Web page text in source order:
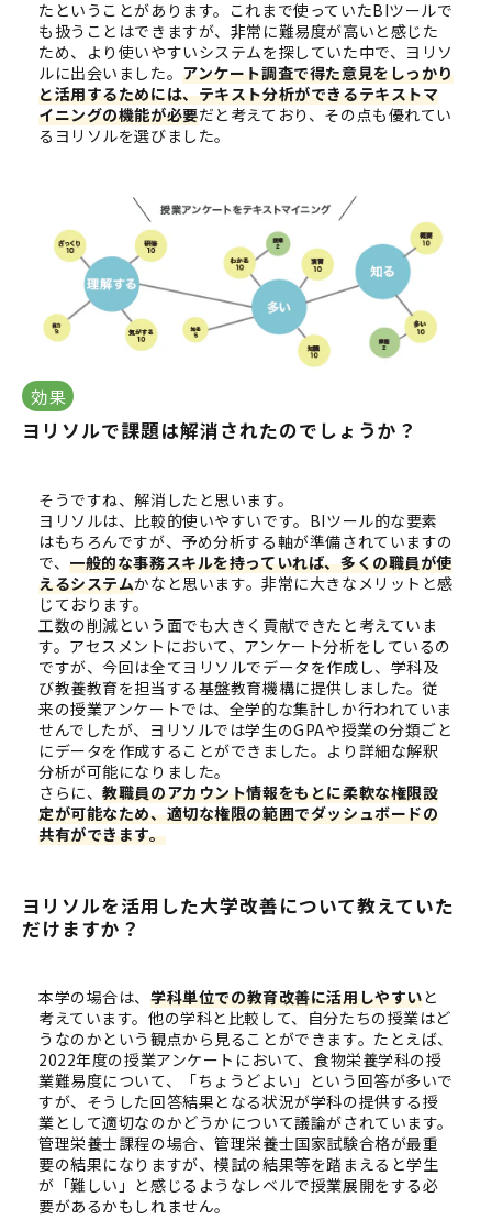
たということがあります。これまで使っていたBIツールで
も扱うことはできますが、非常に難易度が高いと感じた
ため、より使いやすいシステムを探していた中で、ヨリソ
ルに出会いました。アンケート調査で得た意見をしっかり
と活用するためには、テキスト分析ができるテキストマ
イニングの機能が必要だと考えており、その点も優れてい
るヨリソルを選びました。
効果
ヨリソルで課題は解消されたのでしょうか？
そうですね、解消したと思います。
ヨリソルは、比較的使いやすいです。BIツール的な要素
はもちろんですが、予め分析する軸が準備されていますの
で、一般的な事務スキルを持っていれば、多くの職員が使
えるシステムかなと思います。非常に大きなメリットと感
じております。
工数の削減という面でも大きく貢献できたと考えていま
す。アセスメントにおいて、アンケート分析をしているの
ですが、今回は全てヨリソルでデータを作成し、学科及
び教養教育を担当する基盤教育機構に提供しました。従
来の授業アンケートでは、全学的な集計しか行われていま
せんでしたが、ヨリソルでは学生のGPAや授業の分類ごと
にデータを作成することができました。より詳細な解釈
分析が可能になりました。
さらに、教職員のアカウント情報をもとに柔軟な権限設
定が可能なため、適切な権限の範囲でダッシュボードの
共有ができます。
ヨリソルを活用した大学改善について教えていた
だけますか？
本学の場合は、学科単位での教育改善に活用しやすいと
考えています。他の学科と比較して、自分たちの授業はど
うなのかという観点から見ることができます。たとえば、
2022年度の授業アンケートにおいて、食物栄養学科の授
業難易度について、「ちょうどよい」という回答が多いで
すが、そうした回答結果となる状況が学科の提供する授
業として適切なのかどうかについて議論がされています。
管理栄養士課程の場合、管理栄養士国家試験合格が最重
要の結果になりますが、模試の結果等を踏まえると学生
が「難しい」と感じるようなレベルで授業展開をする必
要があるかもしれません。